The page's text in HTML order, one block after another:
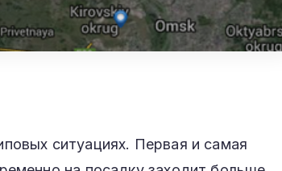
ситуациях. Первая и самая